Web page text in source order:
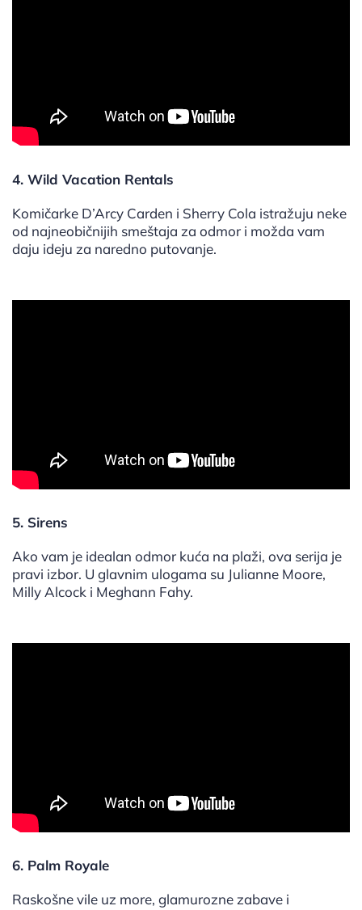
4. Wild Vacation Rentals
Komičarke D’Arcy Carden i Sherry Cola istražuju neke
od najneobičnijih smeštaja za odmor i možda vam
daju ideju za naredno putovanje.
5. Sirens
Ako vam je idealan odmor kuća na plaži, ova serija je
pravi izbor. U glavnim ulogama su Julianne Moore,
Milly Alcock i Meghann Fahy.
6. Palm Royale
Raskošne vile uz more, glamurozne zabave i